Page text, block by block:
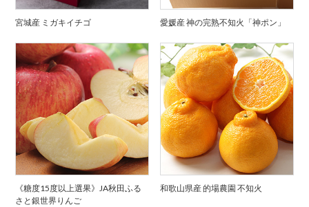
宮城産 ミガキイチゴ 愛媛産 神の完熟不知火「神ポン」
《糖度15度以上選果》JA秋田ふる
さと銀世界りんご
和歌山県産 的場農園 不知火